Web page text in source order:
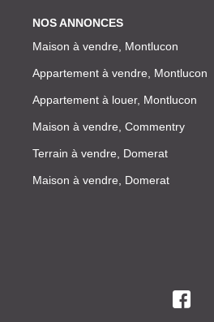
NOS ANNONCES
Maison à vendre, Montlucon
Appartement à vendre, Montlucon
Appartement à louer, Montlucon
Maison à vendre, Commentry
Terrain à vendre, Domerat
Maison à vendre, Domerat